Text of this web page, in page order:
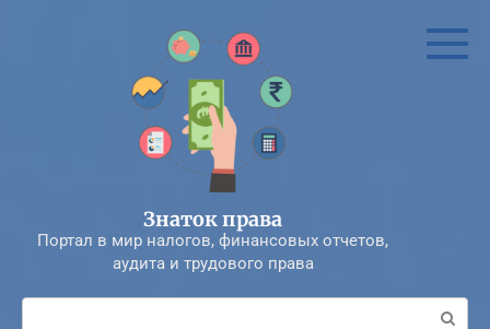
Знаток права
Портал в мир налогов, финансовых отчетов,
аудита и трудового права
Поиск: